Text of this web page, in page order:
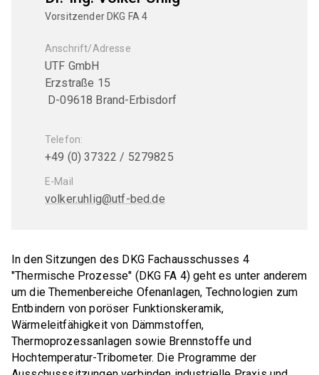
Präsidium
Geschäftsstelle
Satzung
Beitragsordnung
Sicherung guter wissenschaftlicher Praxis
Compliance Programm
Gender Equality Plan
Forschung und Entwicklung
DKG-Cloud
Referate und Publikationen
DKG FA 3 "Verfahrenstechnik"
DKG FA 4 "Thermische Prozesse"
DKG FA 5 "Nachbearbeitung"
DKG FA 6 "Material- und Prozessdiagnostik"
Keramiken"
FACHGEBIETE (FG)
DKG FG 1 "Strukturkeramik"
DKG FG 2 "Keramik für die Elektrotechnik und
Sensortechnik"
DKG FG 3 "Keramik für Energieanwendungen"
Vorsitzender DKG FA 4
Anschrift/Adresse
UTF GmbH
Erzstraße 15
D-09618 Brand-Erbisdorf
Telefon:
+49 (0) 37322 / 5279825
E-Mail
volker.uhlig@utf-bed.de
In den Sitzungen des DKG Fachausschusses 4
"Thermische Prozesse" (DKG FA 4) geht es unter anderem
um die Themenbereiche Ofenanlagen, Technologien zum
Entbindern von poröser Funktionskeramik,
Wärmeleitfähigkeit von Dämmstoffen,
Thermoprozessanlagen sowie Brennstoffe und
Hochtemperatur-Tribometer. Die Programme der